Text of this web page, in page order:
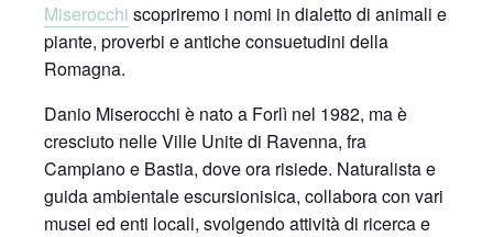
Miserocchi scopriremo i nomi in dialetto di animali e
piante, proverbi e antiche consuetudini della
Romagna.
Danio Miserocchi è nato a Forlì nel 1982, ma è
cresciuto nelle Ville Unite di Ravenna, fra
Campiano e Bastia, dove ora risiede. Naturalista e
guida ambientale escursionisica, collabora con vari
musei ed enti locali, svolgendo attività di ricerca e